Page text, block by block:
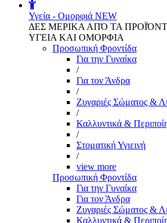
Υγεία - Ομορφιά NEW
ΔΕΣ ΜΕΡΙΚΑ ΑΠΌ ΤΑ
ΥΓΕΙΑ ΚΑΙ ΟΜΟΡΦΙΑ
Προσωπική Φροντίδα
Για την Γυναίκα
/
Για τον Άνδρα
/
Ζυγαριές Σώματος &
/
Καλλυντικά &
/
Στοματική Υγιεινή
/
view more
Προσωπική Φροντίδα
Για την Γυναίκα
Για τον Άνδρα
Ζυγαριές Σώματος &
Καλλυντικά &